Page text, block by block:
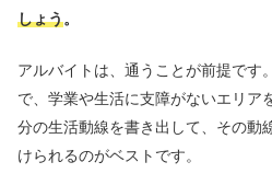
しょう。
アルバイトは、通うことが前提です
で、学業や生活に支障がないエリア
分の生活動線を書き出して、その動
けられるのがベストです。